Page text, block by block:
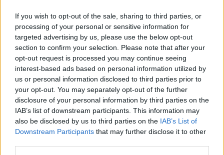
If you wish to opt-out of the sale, sharing to third parties, or
processing of your personal or sensitive information for
targeted advertising by us, please use the below opt-out
section to confirm your selection. Please note that after your
opt-out request is processed you may continue seeing
interest-based ads based on personal information utilized by
us or personal information disclosed to third parties prior to
your opt-out. You may separately opt-out of the further
disclosure of your personal information by third parties on the
IAB’s list of downstream participants. This information may
also be disclosed by us to third parties on the IAB’s List of
Downstream Participants that may further disclose it to other
Edellinen artikkeli
Liigan pudotuspelit 2020/21 –
kaksi sarjaa tasoihin, kaksi
Seuraava artikkeli
Ukko-Pekka Luukkonen torjui
NHL-debyytissään voiton